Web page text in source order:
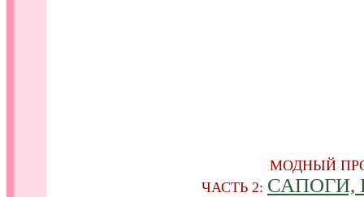
МОДНЫЙ
ЧАСТЬ 2: САПОГИ,